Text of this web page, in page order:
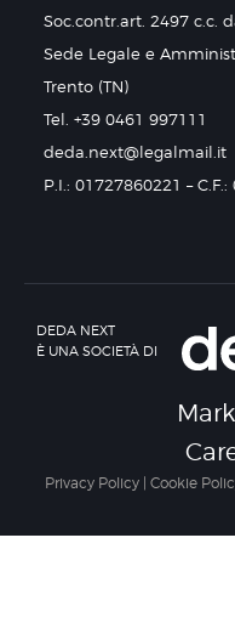
Soc.contr.art. 2497 c.c.
Sede Legale e
Trento (TN)
Tel. +39 0461 997111
deda.next@legalmail.it
P.I.: 01727860221 –
DEDA NEXT
È UNA SOCIETÀ DI
Privacy Policy Cookie